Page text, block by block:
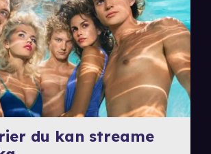
du kan streame